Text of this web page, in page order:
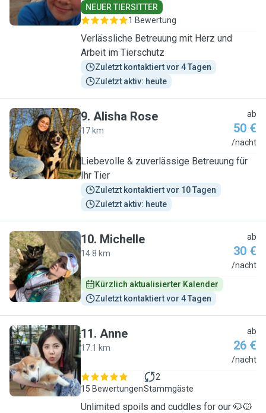
NEUER TIERSITTER
1 Bewertung
Verlässliche Betreuung mit Herz und
Arbeit im Tierschutz
Zuletzt kontaktiert vor 4 Tagen
Zuletzt aktiv: heute
A
9. Alisha Rose
17 km
ab
50 €
/nacht
Liebevolle & zuverlässige Betreuung für
Ihr Tier
Zuletzt kontaktiert vor 10 Tagen
Zuletzt aktiv: heute
M
10. Michelle
14.8 km
ab
30 €
/nacht
Kürzlich aktualisierter Kalender
Zuletzt kontaktiert vor 4 Tagen
A
11. Anne
17.1 km
ab
26 €
/nacht
15 Bewertungen
2
Stammgäste
Unlimited spoils and cuddles for our 🐶🐱